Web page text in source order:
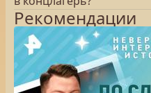
Рекомендации